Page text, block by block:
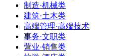
制造·机械类
建筑·土木类
高端管理·高端技术
事务·文职类
营业·销售类